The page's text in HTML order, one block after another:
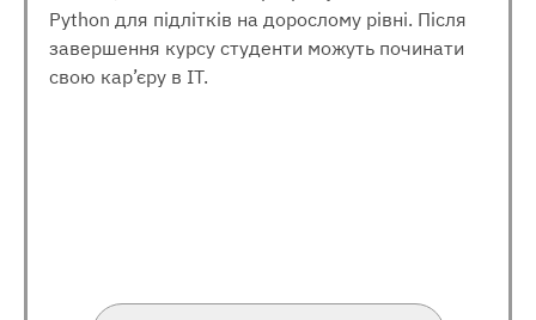
Python для підлітків на дорослому рівні. Після
завершення курсу студенти можуть починати
свою кар’єру в ІТ.